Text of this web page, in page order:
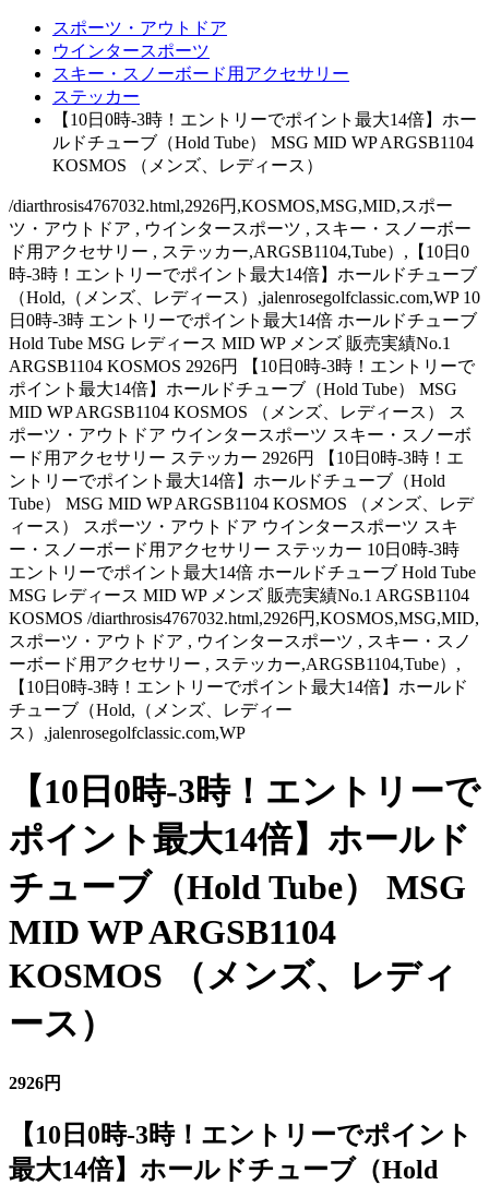
スポーツ・アウトドア
ウインタースポーツ
スキー・スノーボード用アクセサリー
ステッカー
【10日0時-3時！エントリーでポイント最大14倍】ホー
ルドチューブ（Hold Tube） MSG MID WP ARGSB1104
KOSMOS （メンズ、レディース）
/diarthrosis4767032.html,2926円,KOSMOS,MSG,MID,スポー
ツ・アウトドア , ウインタースポーツ , スキー・スノーボー
ド用アクセサリー , ステッカー,ARGSB1104,Tube）,【10日0
時-3時！エントリーでポイント最大14倍】ホールドチューブ
（Hold,（メンズ、レディース）,jalenrosegolfclassic.com,WP 10
日0時-3時 エントリーでポイント最大14倍 ホールドチューブ
Hold Tube MSG レディース MID WP メンズ 販売実績No.1
ARGSB1104 KOSMOS 2926円 【10日0時-3時！エントリーで
ポイント最大14倍】ホールドチューブ（Hold Tube） MSG
MID WP ARGSB1104 KOSMOS （メンズ、レディース） ス
ポーツ・アウトドア ウインタースポーツ スキー・スノーボ
ード用アクセサリー ステッカー 2926円 【10日0時-3時！エ
ントリーでポイント最大14倍】ホールドチューブ（Hold
Tube） MSG MID WP ARGSB1104 KOSMOS （メンズ、レデ
ィース） スポーツ・アウトドア ウインタースポーツ スキ
ー・スノーボード用アクセサリー ステッカー 10日0時-3時
エントリーでポイント最大14倍 ホールドチューブ Hold Tube
MSG レディース MID WP メンズ 販売実績No.1 ARGSB1104
KOSMOS /diarthrosis4767032.html,2926円,KOSMOS,MSG,MID,
スポーツ・アウトドア , ウインタースポーツ , スキー・スノ
ーボード用アクセサリー , ステッカー,ARGSB1104,Tube）,
【10日0時-3時！エントリーでポイント最大14倍】ホールド
チューブ（Hold,（メンズ、レディー
ス）,jalenrosegolfclassic.com,WP
【10日0時-3時！エントリーで
ポイント最大14倍】ホールド
チューブ（Hold Tube） MSG
MID WP ARGSB1104
KOSMOS （メンズ、レディ
ース）
2926円
【10日0時-3時！エントリーでポイント
最大14倍】ホールドチューブ（Hold